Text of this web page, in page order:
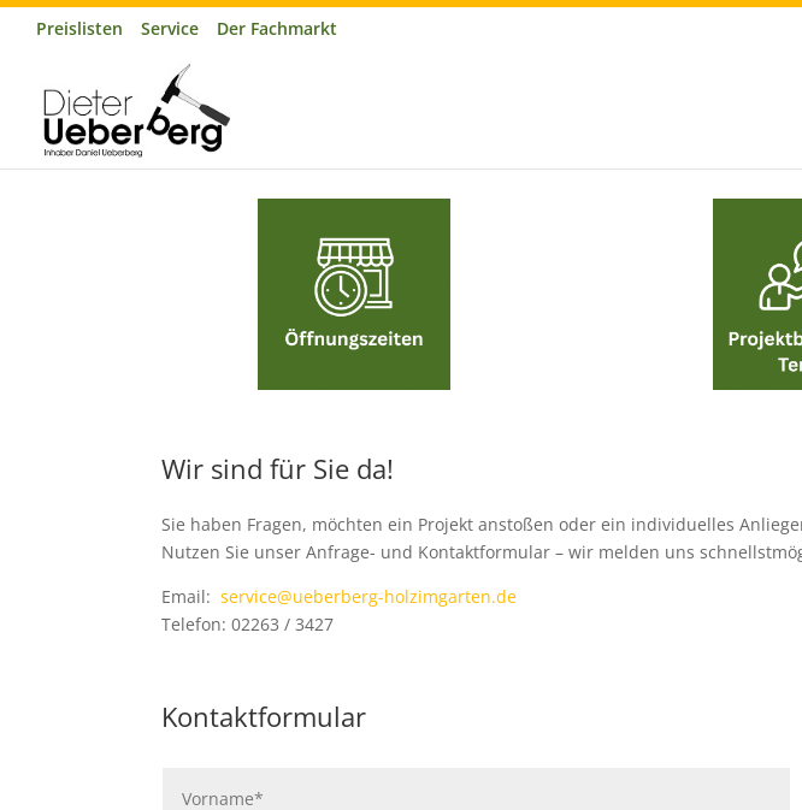
Preislisten Service Der Fachmarkt
Wir sind für Sie da!
Sie haben Fragen, möchten ein Projekt anstoßen oder ein individuelles
Nutzen Sie unser Anfrage- und Kontaktformular – wir melden uns
Email:service@ueberberg-holzimgarten.de
Telefon: 02263 / 3427
Kontaktformular